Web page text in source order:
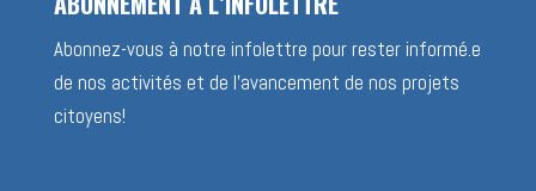
Abonnez-vous à notre infolettre pour rester informé.e
de nos activités et de l’avancement de nos projets
citoyens!